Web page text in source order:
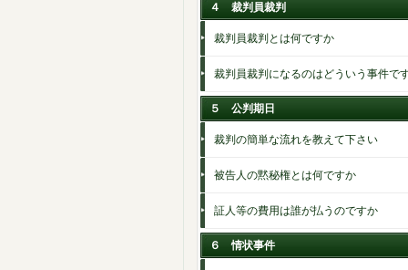
４ 裁判員裁判
裁判員裁判とは何ですか
裁判員裁判になるのはどういう事件で
５ 公判期日
裁判の簡単な流れを教えて下さい
被告人の黙秘権とは何ですか
証人等の費用は誰が払うのですか
６ 情状事件